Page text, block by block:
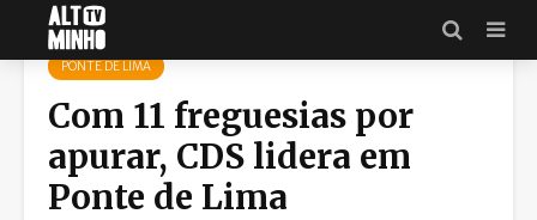
PONTE DE LIMA
Com 11 freguesias por
apurar, CDS lidera em
Ponte de Lima